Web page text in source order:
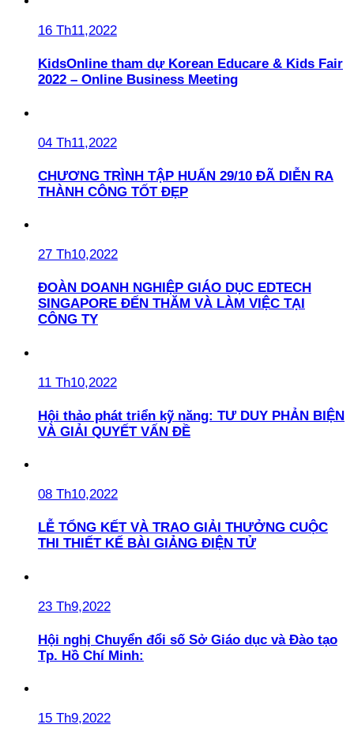
16 Th11,2022
KidsOnline tham dự Korean Educare & Kids Fair
2022 – Online Business Meeting
04 Th11,2022
CHƯƠNG TRÌNH TẬP HUẤN 29/10 ĐÃ DIỄN RA
THÀNH CÔNG TỐT ĐẸP
27 Th10,2022
ĐOÀN DOANH NGHIỆP GIÁO DỤC EDTECH
SINGAPORE ĐẾN THĂM VÀ LÀM VIỆC TẠI
CÔNG TY
11 Th10,2022
Hội thảo phát triển kỹ năng: TƯ DUY PHẢN BIỆN
VÀ GIẢI QUYẾT VẤN ĐỀ
08 Th10,2022
LỄ TỔNG KẾT VÀ TRAO GIẢI THƯỞNG CUỘC
THI THIẾT KẾ BÀI GIẢNG ĐIỆN TỬ
23 Th9,2022
Hội nghị Chuyển đổi số Sở Giáo dục và Đào tạo
Tp. Hồ Chí Minh:
15 Th9,2022